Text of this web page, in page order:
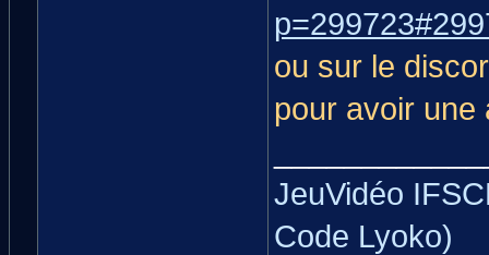
ou sur le
pour avoir une
JeuVidéo
Code Lyoko)